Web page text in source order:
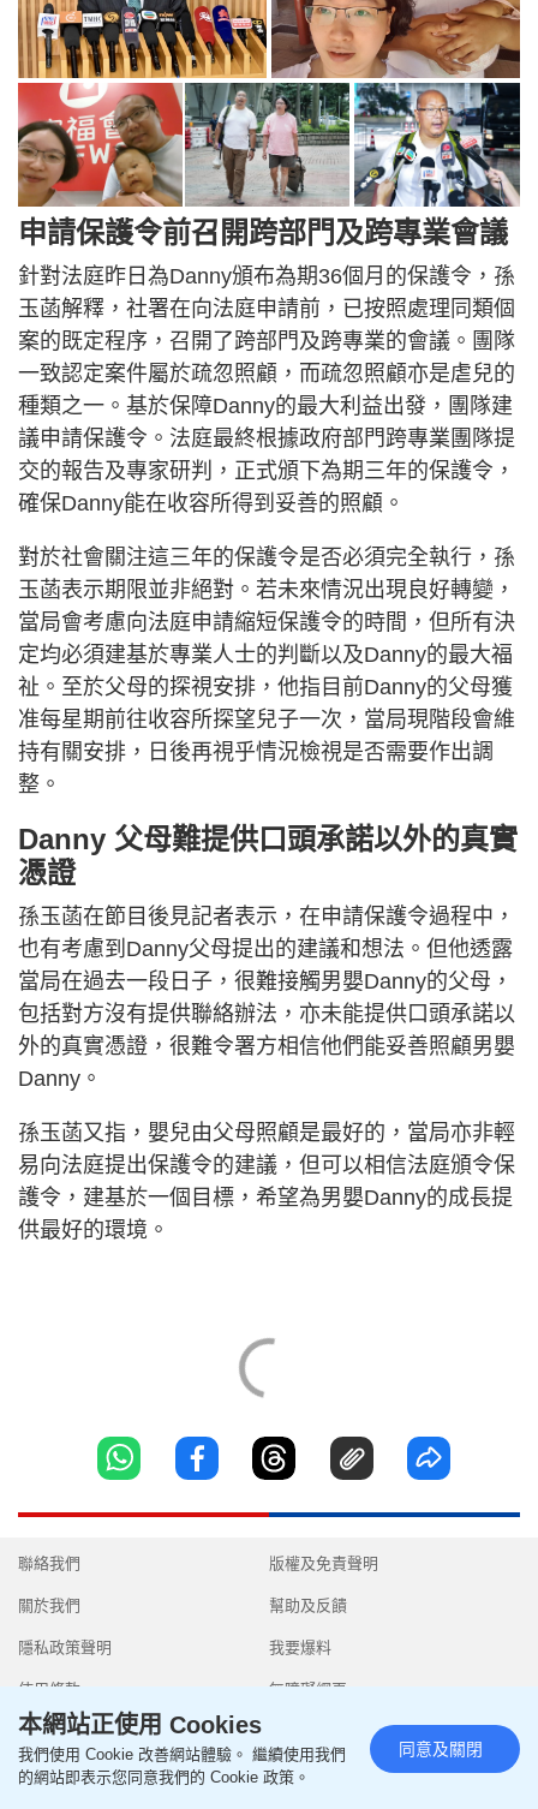
申請保護令前召開跨部門及跨專業會議
針對法庭昨日為Danny頒布為期36個月的保護令，孫
玉菡解釋，社署在向法庭申請前，已按照處理同類個
案的既定程序，召開了跨部門及跨專業的會議。團隊
一致認定案件屬於疏忽照顧，而疏忽照顧亦是虐兒的
種類之一。基於保障Danny的最大利益出發，團隊建
議申請保護令。法庭最終根據政府部門跨專業團隊提
交的報告及專家研判，正式頒下為期三年的保護令，
確保Danny能在收容所得到妥善的照顧。
對於社會關注這三年的保護令是否必須完全執行，孫
玉菡表示期限並非絕對。若未來情況出現良好轉變，
當局會考慮向法庭申請縮短保護令的時間，但所有決
定均必須建基於專業人士的判斷以及Danny的最大福
祉。至於父母的探視安排，他指目前Danny的父母獲
准每星期前往收容所探望兒子一次，當局現階段會維
持有關安排，日後再視乎情況檢視是否需要作出調
整。
Danny 父母難提供口頭承諾以外的真實
憑證
孫玉菡在節目後見記者表示，在申請保護令過程中，
也有考慮到Danny父母提出的建議和想法。但他透露
當局在過去一段日子，很難接觸男嬰Danny的父母，
包括對方沒有提供聯絡辦法，亦未能提供口頭承諾以
外的真實憑證，很難令署方相信他們能妥善照顧男嬰
Danny。
孫玉菡又指，嬰兒由父母照顧是最好的，當局亦非輕
易向法庭提出保護令的建議，但可以相信法庭頒令保
護令，建基於一個目標，希望為男嬰Danny的成長提
供最好的環境。
聯絡我們
關於我們
隱私政策聲明
使用條款
版權及免責聲明
幫助及反饋
我要爆料
無障礙網頁
Copyright © 2026 SingTao Ltd.All rights reserved.
本網站正使用 Cookies
我們使用 Cookie 改善網站體驗。 繼續使用我們
的網站即表示您同意我們的 Cookie 政策。
同意及關閉